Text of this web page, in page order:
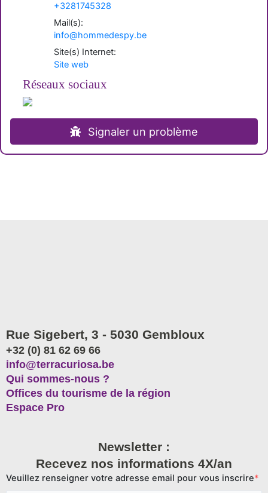
+3281745328
Mail(s):
info@hommedespy.be
Site(s) Internet:
Site web
Réseaux sociaux
Signaler un problème
Rue Sigebert, 3 - 5030 Gembloux
+32 (0) 81 62 69 66
info@terracuriosa.be
Qui sommes-nous ?
Offices du tourisme de la région
Espace Pro
Newsletter :
Recevez nos informations 4X/an
Veuillez renseigner votre adresse email pour vous inscrire